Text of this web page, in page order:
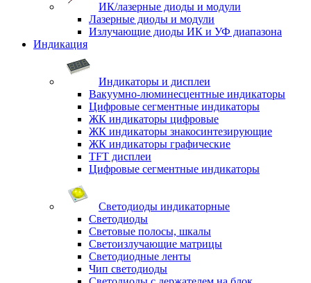
ИК/лазерные диоды и модули
Лазерные диоды и модули
Излучающие диоды ИК и УФ диапазона
Индикация
Индикаторы и дисплеи
Вакуумно-люминесцентные индикаторы
Цифровые сегментные индикаторы
ЖК индикаторы цифровые
ЖК индикаторы знакосинтезирующие
ЖК индикаторы графические
TFT дисплеи
Цифровые сегментные индикаторы
Светодиоды индикаторные
Светодиоды
Световые полосы, шкалы
Светоизлучающие матрицы
Светодиодные ленты
Чип светодиоды